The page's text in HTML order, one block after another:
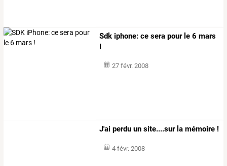
Sdk iphone: ce sera pour le 6 mars
!
27 févr. 2008
J'ai perdu un site....sur la mémoire !
4 févr. 2008